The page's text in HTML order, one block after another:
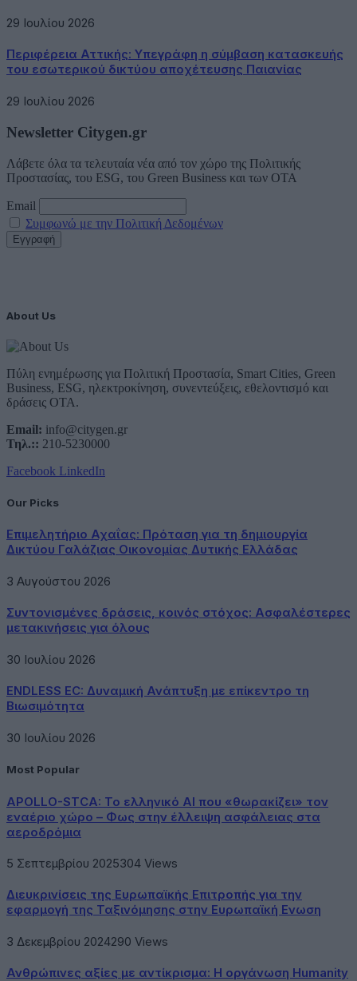
29 Ιουλίου 2026
Περιφέρεια Αττικής: Υπεγράφη η σύμβαση κατασκευής
του εσωτερικού δικτύου αποχέτευσης Παιανίας
29 Ιουλίου 2026
Newsletter Citygen.gr
Λάβετε όλα τα τελευταία νέα από τον χώρο της Πολιτικής
Προστασίας, του ESG, του Green Business και των ΟΤΑ
Email
Συμφωνώ με την Πολιτική Δεδομένων
About Us
Πύλη ενημέρωσης για Πολιτική Προστασία, Smart Cities, Green
Business, ESG, ηλεκτροκίνηση, συνεντεύξεις, εθελοντισμό και
δράσεις ΟΤΑ.
Email: info@citygen.gr
Τηλ.:: 210-5230000
Facebook LinkedIn
Our Picks
Επιμελητήριο Αχαΐας: Πρόταση για τη δημιουργία
Δικτύου Γαλάζιας Οικονομίας Δυτικής Ελλάδας
3 Αυγούστου 2026
Συντονισμένες δράσεις, κοινός στόχος: Ασφαλέστερες
μετακινήσεις για όλους
30 Ιουλίου 2026
ENDLESS EC: Δυναμική Ανάπτυξη με επίκεντρο τη
Βιωσιμότητα
30 Ιουλίου 2026
Most Popular
APOLLO-STCA: Το ελληνικό AI που «θωρακίζει» τον
εναέριο χώρο – Φως στην έλλειψη ασφάλειας στα
αεροδρόμια
5 Σεπτεμβρίου 2025304 Views
Διευκρινίσεις της Ευρωπαϊκής Επιτροπής για την
εφαρμογή της Ταξινόμησης στην Ευρωπαϊκή Ενωση
3 Δεκεμβρίου 2024290 Views
Ανθρώπινες αξίες με αντίκρισμα: Η οργάνωση Humanity